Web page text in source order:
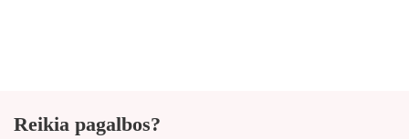
Reikia pagalbos?